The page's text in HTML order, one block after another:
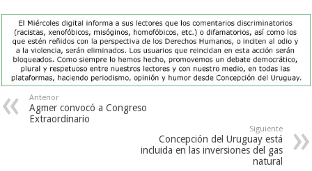
Anterior
Agmer convocó a Congreso
Extraordinario
Siguiente
Concepción del Uruguay está
incluida en las inversiones del gas
natural